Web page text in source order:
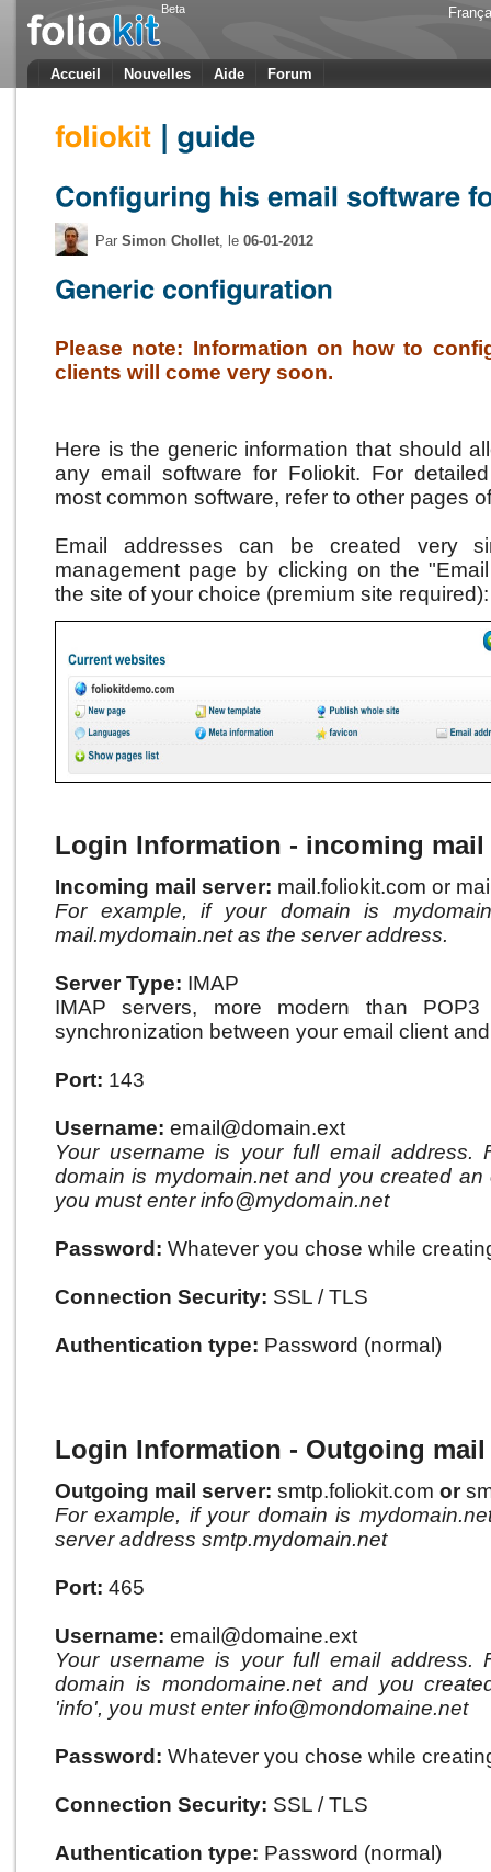
Beta
Accueil Nouvelles Aide Forum
Par Simon Chollet, le 06-01-2012
Please note: Information on how to
clients will come very soon.
Here is the generic information that should
any email software for Foliokit. For
most common software, refer to other pages
Email addresses can be created very
management page by clicking on the
the site of your choice (premium site required):
Login Information - incoming mail
Incoming mail server: mail.foliokit.com or
For example, if your domain is
mail.mydomain.net as the server address.
Server Type: IMAP
IMAP servers, more modern than
synchronization between your email client
Port: 143
Username: email@domain.ext
Your username is your full email address.
domain is mydomain.net and you created
you must enter info@mydomain.net
Password: Whatever you chose while
Connection Security: SSL / TLS
Authentication type: Password (normal)
Login Information - Outgoing mail
Outgoing mail server: smtp.foliokit.com or
For example, if your domain is
server address smtp.mydomain.net
Port: 465
Username: email@domaine.ext
Your username is your full email address.
domain is mondomaine.net and you
'info', you must enter info@mondomaine.net
Password: Whatever you chose while
Connection Security: SSL / TLS
Authentication type: Password (normal)